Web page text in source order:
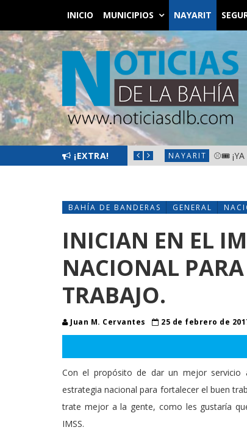
INICIO MUNICIPIOS NAYARIT
¡EXTRA!
IXCUINTLA NAYARIT ⚾🎟️
BAHÍA DE BANDERAS GENERAL
INICIAN EN EL
NACIONAL PARA
TRABAJO.
Juan M. Cervantes 25 de febrero de
Con el propósito de dar un mejor servicio
estrategia nacional para fortalecer el buen
trate mejor a la gente, como les gustaría
IMSS.